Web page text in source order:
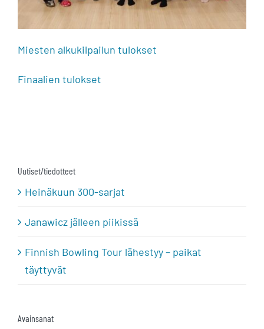
Miesten alkukilpailun tulokset
Finaalien tulokset
Uutiset/tiedotteet
Heinäkuun 300-sarjat
Janawicz jälleen piikissä
Finnish Bowling Tour lähestyy – paikat
täyttyvät
Avainsanat